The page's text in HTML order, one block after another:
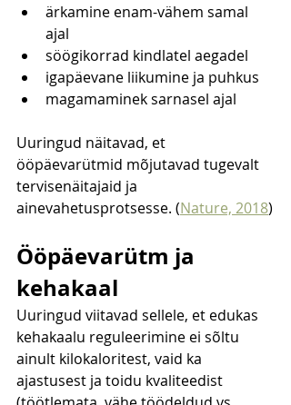
ärkamine enam-vähem samal
ajal
söögikorrad kindlatel aegadel
igapäevane liikumine ja puhkus
magamaminek sarnasel ajal
Uuringud näitavad, et
ööpäevarütmid mõjutavad tugevalt
tervisenäitajaid ja
ainevahetusprotsesse. (Nature, 2018)
Ööpäevarütm ja
kehakaal
Uuringud viitavad sellele, et edukas
kehakaalu reguleerimine ei sõltu
ainult kilokaloritest, vaid ka
ajastusest ja toidu kvaliteedist